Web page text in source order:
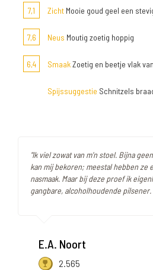
7,1
Zicht Mooie goud geel een
7,6 Neus Moutig zoetig hoppig
6,4 SmaakZoetig en beetje vlak
Spijssuggestie Schnitzels
"Ik viel zowat van m'n stoel. Bijna
kan mij bekoren; meestal hebben ze
nasmaak. Maar bij deze proef ik
gangbare, alcoholhoudende pilsener.
E.A. Noort
2.565